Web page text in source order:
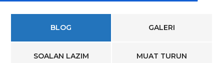
BLOG GALERI
SOALAN LAZIM MUAT TURUN